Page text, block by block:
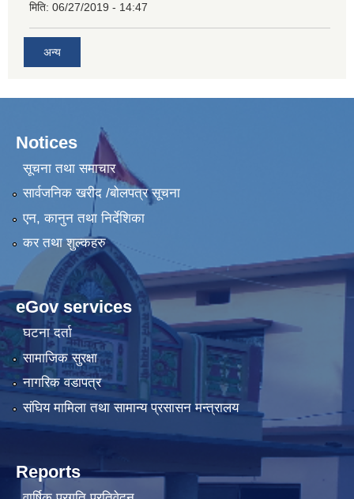
मिति: 06/27/2019 - 14:47
अन्य
Notices
सूचना तथा समाचार
सार्वजनिक खरीद /बोलपत्र सूचना
एन, कानुन तथा निर्देशिका
कर तथा शुल्कहरु
eGov services
घटना दर्ता
सामाजिक सुरक्षा
नागरिक वडापत्र
संघिय मामिला तथा सामान्य प्रसासन मन्त्रालय
Reports